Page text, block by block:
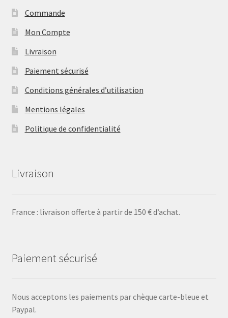
Commande
Mon Compte
Livraison
Paiement sécurisé
Conditions générales d’utilisation
Mentions légales
Politique de confidentialité
Livraison
France : livraison offerte à partir de 150 € d’achat.
Paiement sécurisé
Nous acceptons les paiements par chèque carte-bleue et
Paypal.